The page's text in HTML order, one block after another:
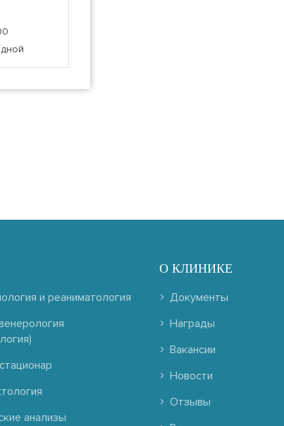
и реаниматология
анализы
О КЛИНИКЕ
Документы
Награды
Вакансии
Новости
Отзывы